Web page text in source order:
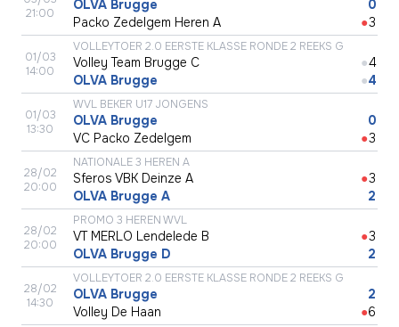
21:00
OLVA Brugge
Packo Zedelgem Heren A
●
0
3
01/03
14:00
VOLLEYTOER 2.0 EERSTE KLASSE RONDE 2 REEKS G
Volley Team Brugge C
OLVA Brugge
●
●
4
4
01/03
13:30
WVL BEKER U17 JONGENS
OLVA Brugge
VC Packo Zedelgem
●
0
3
28/02
20:00
NATIONALE 3 HEREN A
Sferos VBK Deinze A
OLVA Brugge A
●3
2
28/02
20:00
PROMO 3 HEREN WVL
VT MERLO Lendelede B
OLVA Brugge D
●3
2
28/02
14:30
VOLLEYTOER 2.0 EERSTE KLASSE RONDE 2 REEKS G
OLVA Brugge
Volley De Haan
●
2
6